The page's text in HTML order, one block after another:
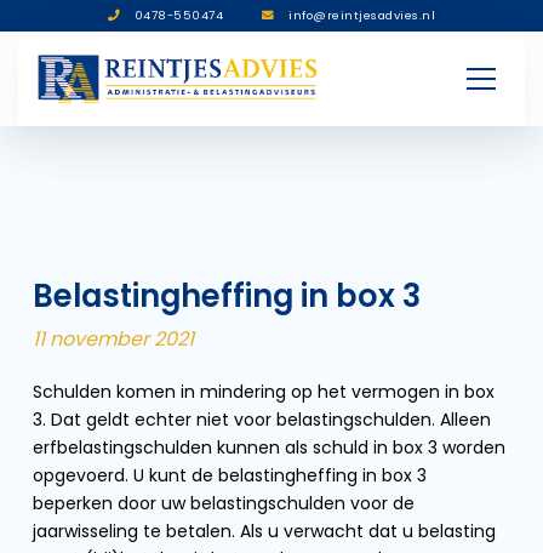
0478-550474 info@reintjesadvies.nl
Belastingheffing in box 3
11 november 2021
Schulden komen in mindering op het vermogen in box
3. Dat geldt echter niet voor belastingschulden. Alleen
erfbelastingschulden kunnen als schuld in box 3 worden
opgevoerd. U kunt de belastingheffing in box 3
beperken door uw belastingschulden voor de
jaarwisseling te betalen. Als u verwacht dat u belasting